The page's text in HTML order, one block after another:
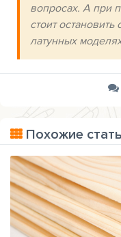
вопросах. А при
стоит
латунных
Похожие